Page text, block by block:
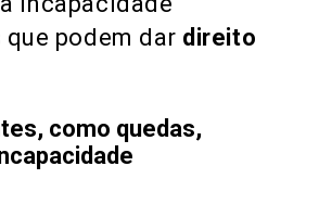
podem dar direito
como quedas,